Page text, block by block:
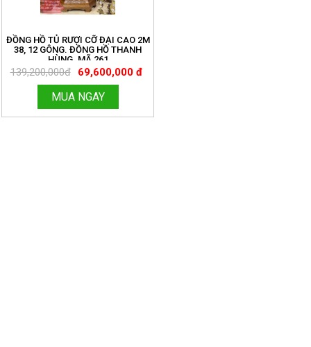
ĐỒNG HỒ TỦ RƯỢI CỠ ĐẠI CAO 2M
38, 12 GÔNG. ĐỒNG HỒ THANH
HÙNG. MÃ 261
139,200,000đ 69,600,000 đ
MUA NGAY